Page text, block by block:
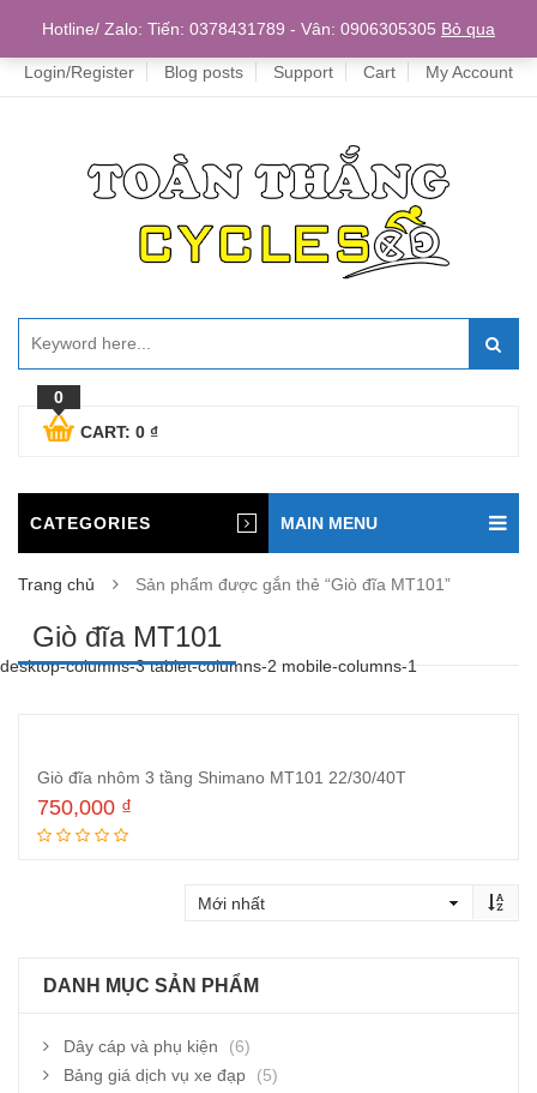
Home
Login/Register Blog posts Support Cart My Account
0
CART: 0 ₫
CATEGORIES MAIN MENU
Trang chủ Sản phẩm được gắn thẻ “Giò đĩa MT101”
Giò đĩa MT101
desktop-columns-3 tablet-columns-2 mobile-columns-1
Giò đĩa nhôm 3 tầng Shimano MT101 22/30/40T
750,000 ₫
DANH MỤC SẢN PHẨM
Dây cáp và phụ kiện
(6)
Bảng giá dịch vụ xe đạp
(5)
Hotline/ Zalo: Tiến: 0378431789 - Vân: 0906305305 Bỏ qua